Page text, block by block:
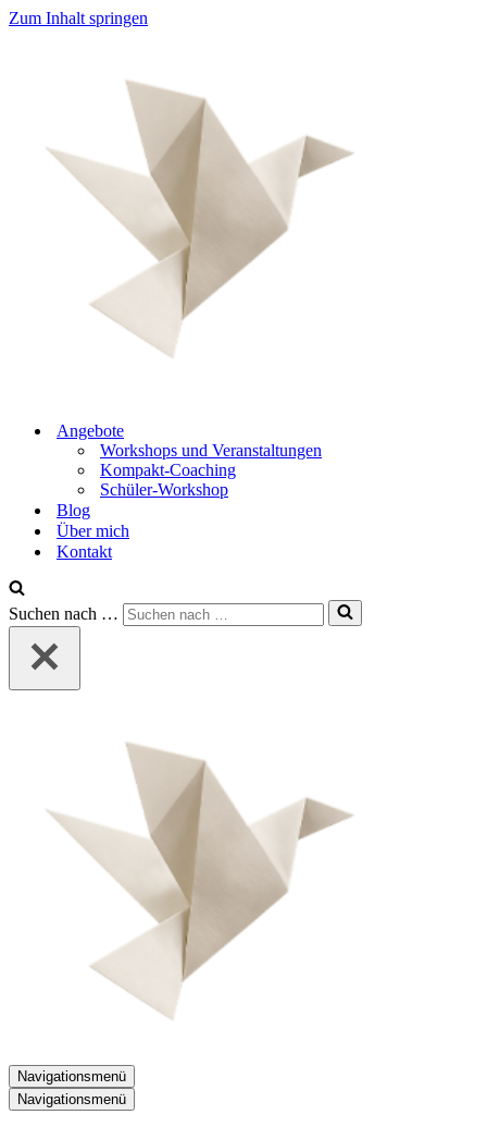
Zum Inhalt springen
Angebote
Workshops und Veranstaltungen
Kompakt-Coaching
Schüler-Workshop
Blog
Über mich
Kontakt
Suchen nach …
Navigationsmenü
Navigationsmenü